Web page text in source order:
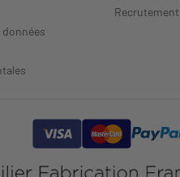
Recrutement